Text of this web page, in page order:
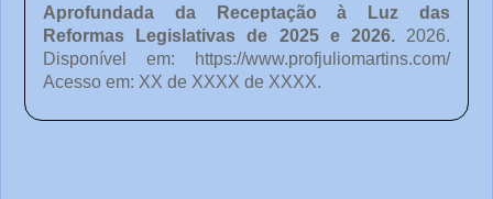
Aprofundada da Receptação à Luz das
Reformas Legislativas de 2025 e 2026. 2026.
Disponível em:
https://www.profjuliomartins.com/
Acesso em: XX de XXXX de XXXX.